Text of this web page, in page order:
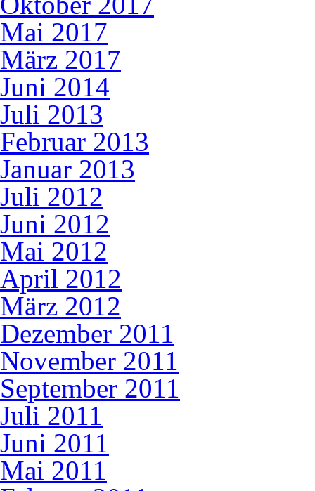
Mai 2017
März 2017
Juni 2014
Juli 2013
Februar 2013
Januar 2013
Juli 2012
Juni 2012
Mai 2012
April 2012
März 2012
Dezember 2011
November 2011
September 2011
Juli 2011
Juni 2011
Mai 2011